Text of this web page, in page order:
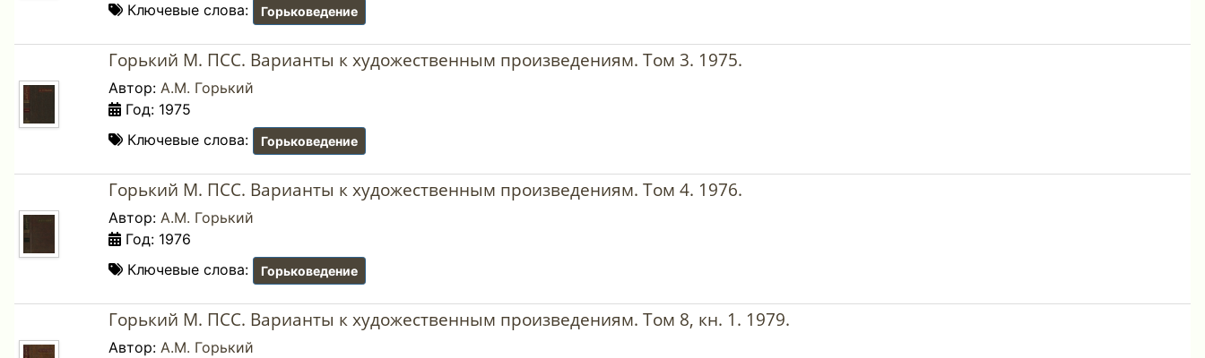
Ключевые слова:
Горьковедение
Горький М. ПСС. Варианты к художественным произведениям. Том 3. 1975.
Автор: А.М. Горький
Год: 1975
Ключевые слова:
Горьковедение
Горький М. ПСС. Варианты к художественным произведениям. Том 4. 1976.
Автор: А.М. Горький
Год: 1976
Ключевые слова:
Горьковедение
Горький М. ПСС. Варианты к художественным произведениям. Том 8, кн. 1. 1979.
Автор: А.М. Горький